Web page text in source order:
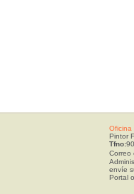
Oficina
Pintor
Tfno:
Correo
envíe
Portal